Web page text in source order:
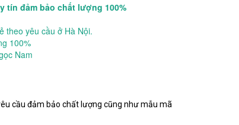
tín đảm bảo chất lượng 100%
theo yêu cầu ở Hà Nội.
100%
Nam
cầu đảm bảo chất lượng cũng như mẫu mã